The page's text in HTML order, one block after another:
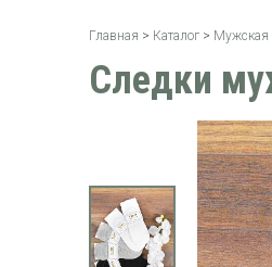
Главная > Каталог > Мужская
Следки